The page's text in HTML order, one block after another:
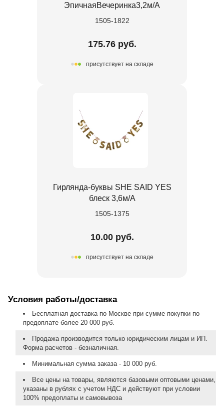
ЭпичнаяВечеринка3,2м/А
1505-1822
175.76 руб.
присутствует на складе
Гирлянда-буквы SHE SAID YES
блеск 3,6м/A
1505-1375
10.00 руб.
присутствует на складе
Условия работы/доставка
Бесплатная доставка по Москве при сумме покупки по
предоплате более 20 000 руб.
Продажа производится только юридическим лицам и ИП.
Форма расчетов - безналичная.
Минимальная сумма заказа - 10 000 руб.
Все цены на товары, являются базовыми оптовыми ценами,
указаны в рублях с учетом НДС и действуют при условии
100% предоплаты и самовывоза